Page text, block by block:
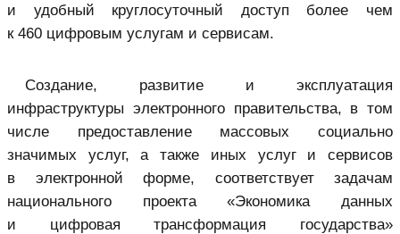
и удобный круглосуточный доступ более чем
к 460 цифровым услугам и сервисам.
Создание, развитие и эксплуатация
инфраструктуры электронного правительства, в том
числе предоставление массовых социально
значимых услуг, а также иных услуг и сервисов
в электронной форме, соответствует задачам
национального проекта «Экономика данных
и цифровая трансформация государства»